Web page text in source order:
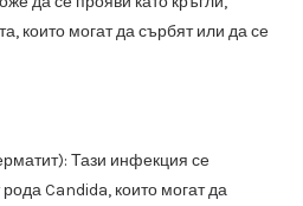
които могат да сърбят или да се
Тази инфекция се
Candida, които могат да